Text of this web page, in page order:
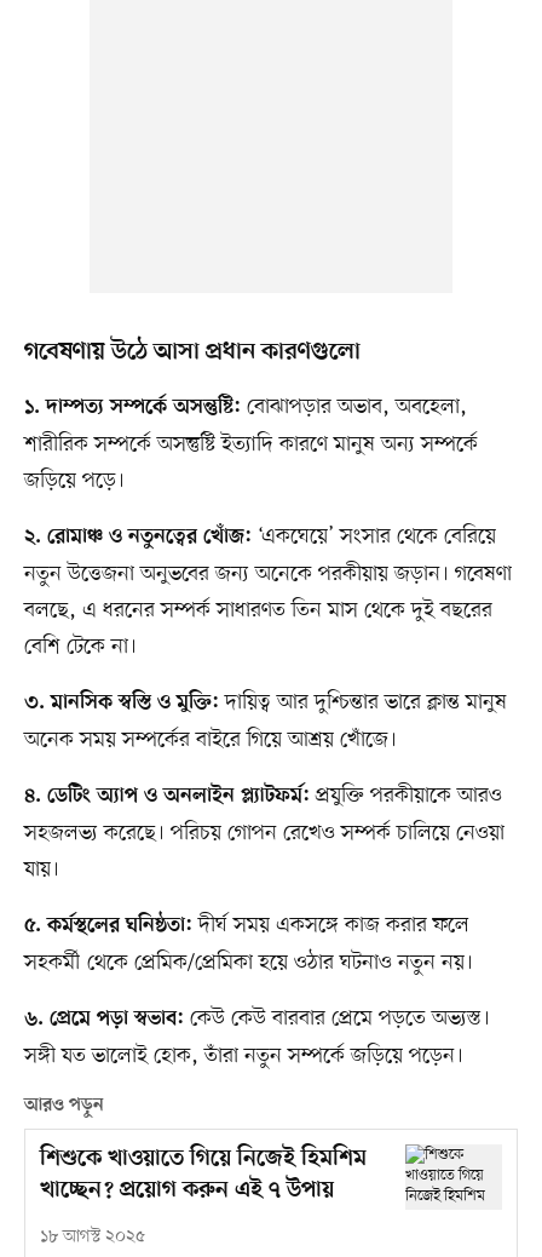
গবেষণায় উঠে আসা প্রধান কারণগুলো
১. দাম্পত্য সম্পর্কে অসন্তুষ্টি: বোঝাপড়ার অভাব, অবহেলা,
শারীরিক সম্পর্কে অসন্তুষ্টি ইত্যাদি কারণে মানুষ অন্য সম্পর্কে
জড়িয়ে পড়ে।
২. রোমাঞ্চ ও নতুনত্বের খোঁজ: ‘একঘেয়ে’ সংসার থেকে বেরিয়ে
নতুন উত্তেজনা অনুভবের জন্য অনেকে পরকীয়ায় জড়ান। গবেষণা
বলছে, এ ধরনের সম্পর্ক সাধারণত তিন মাস থেকে দুই বছরের
বেশি টেকে না।
৩. মানসিক স্বস্তি ও মুক্তি: দায়িত্ব আর দুশ্চিন্তার ভারে ক্লান্ত মানুষ
অনেক সময় সম্পর্কের বাইরে গিয়ে আশ্রয় খোঁজে।
৪. ডেটিং অ্যাপ ও অনলাইন প্ল্যাটফর্ম: প্রযুক্তি পরকীয়াকে আরও
সহজলভ্য করেছে। পরিচয় গোপন রেখেও সম্পর্ক চালিয়ে নেওয়া
যায়।
৫. কর্মস্থলের ঘনিষ্ঠতা: দীর্ঘ সময় একসঙ্গে কাজ করার ফলে
সহকর্মী থেকে প্রেমিক/প্রেমিকা হয়ে ওঠার ঘটনাও নতুন নয়।
৬. প্রেমে পড়া স্বভাব: কেউ কেউ বারবার প্রেমে পড়তে অভ্যস্ত।
সঙ্গী যত ভালোই হোক, তাঁরা নতুন সম্পর্কে জড়িয়ে পড়েন।
আরও পড়ুন
শিশুকে খাওয়াতে গিয়ে নিজেই হিমশিম
খাচ্ছেন? প্রয়োগ করুন এই ৭ উপায়
১৮ আগস্ট ২০২৫